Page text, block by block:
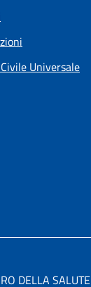
Universale
DELLA SALUTE